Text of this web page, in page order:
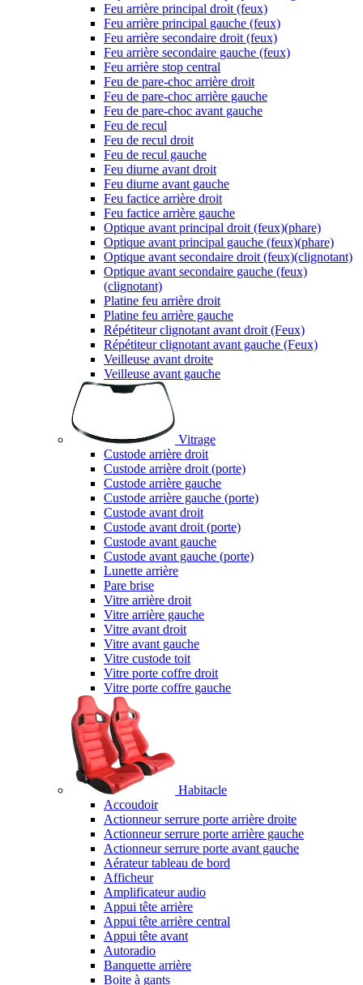
Feu arrière principal droit (feux)
Feu arrière principal gauche (feux)
Feu arrière secondaire droit (feux)
Feu arrière secondaire gauche (feux)
Feu arrière stop central
Feu de pare-choc arrière droit
Feu de pare-choc arrière gauche
Feu de pare-choc avant gauche
Feu de recul
Feu de recul droit
Feu de recul gauche
Feu diurne avant droit
Feu diurne avant gauche
Feu factice arrière droit
Feu factice arrière gauche
Optique avant principal droit (feux)(phare)
Optique avant principal gauche (feux)(phare)
Optique avant secondaire droit (feux)(clignotant)
Optique avant secondaire gauche (feux)
(clignotant)
Platine feu arrière droit
Platine feu arrière gauche
Répétiteur clignotant avant droit (Feux)
Répétiteur clignotant avant gauche (Feux)
Veilleuse avant droite
Veilleuse avant gauche
Vitrage
Custode arrière droit
Custode arrière droit (porte)
Custode arrière gauche
Custode arrière gauche (porte)
Custode avant droit
Custode avant droit (porte)
Custode avant gauche
Custode avant gauche (porte)
Lunette arrière
Pare brise
Vitre arrière droit
Vitre arrière gauche
Vitre avant droit
Vitre avant gauche
Vitre custode toit
Vitre porte coffre droit
Vitre porte coffre gauche
Habitacle
Accoudoir
Actionneur serrure porte arrière droite
Actionneur serrure porte arrière gauche
Actionneur serrure porte avant gauche
Aérateur tableau de bord
Afficheur
Amplificateur audio
Appui tête arrière
Appui tête arrière central
Appui tête avant
Autoradio
Banquette arrière
Boite à gants